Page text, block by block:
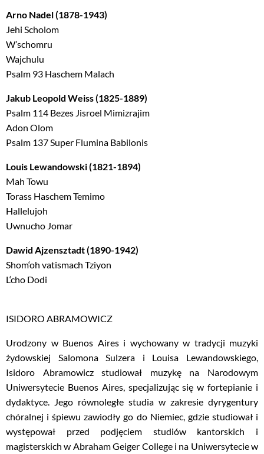
Arno Nadel (1878-1943)
Jehi Scholom
W’schomru
Wajchulu
Psalm 93 Haschem Malach
Jakub Leopold Weiss (1825-1889)
Psalm 114 Bezes Jisroel Mimizrajim
Adon Olom
Psalm 137 Super Flumina Babilonis
Louis Lewandowski (1821-1894)
Mah Towu
Torass Haschem Temimo
Hallelujoh
Uwnucho Jomar
Dawid Ajzensztadt (1890-1942)
Shom‘oh vatismach Tziyon
L‘cho Dodi
ISIDORO ABRAMOWICZ
Urodzony w Buenos Aires i wychowany w tradycji muzyki
żydowskiej Salomona Sulzera i Louisa Lewandowskiego,
Isidoro Abramowicz studiował muzykę na Narodowym
Uniwersytecie Buenos Aires, specjalizując się w fortepianie i
dydaktyce. Jego równoległe studia w zakresie dyrygentury
chóralnej i śpiewu zawiodły go do Niemiec, gdzie studiował i
występował przed podjęciem studiów kantorskich i
magisterskich w Abraham Geiger College i na Uniwersytecie w